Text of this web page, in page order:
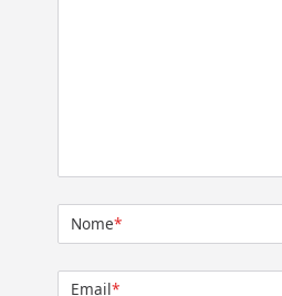
Nome*
Email*